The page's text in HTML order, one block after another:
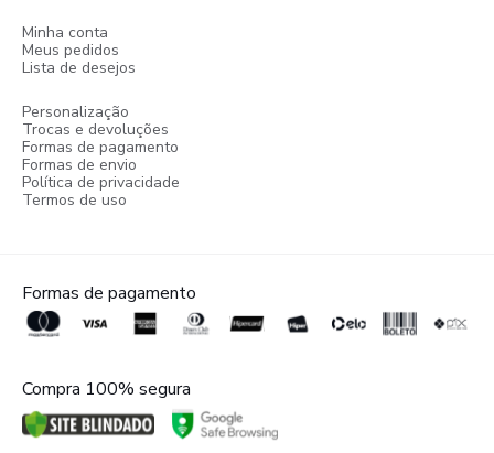
Minha conta
Meus pedidos
Lista de desejos
Personalização
Trocas e devoluções
Formas de pagamento
Formas de envio
Política de privacidade
Termos de uso
Formas de pagamento
Compra 100% segura